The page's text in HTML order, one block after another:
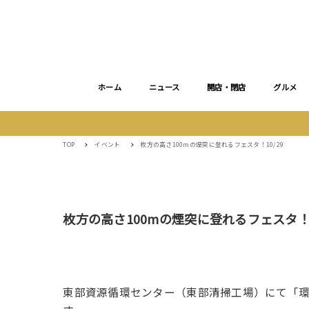
ホーム ニュース 開店・閉店 グルメ
TOP イベント 枚方の高さ100mの煙突に登れるフェスタ！10/29
枚方の高さ100mの煙突に登れるフェスタ
東部資源循環センター（東部清掃工場）にて「